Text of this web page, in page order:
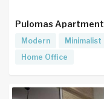
Pulomas Apartment
Modern Minimalist
Home Office